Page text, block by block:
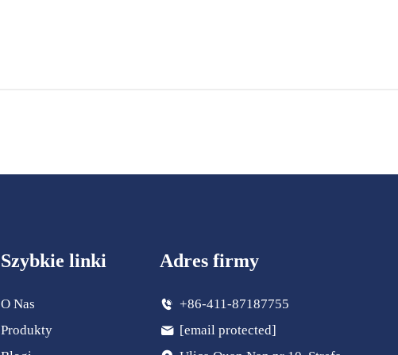
Szybkie linki
O Nas
Produkty
Adres firmy
+86-411-87187755
[email protected]